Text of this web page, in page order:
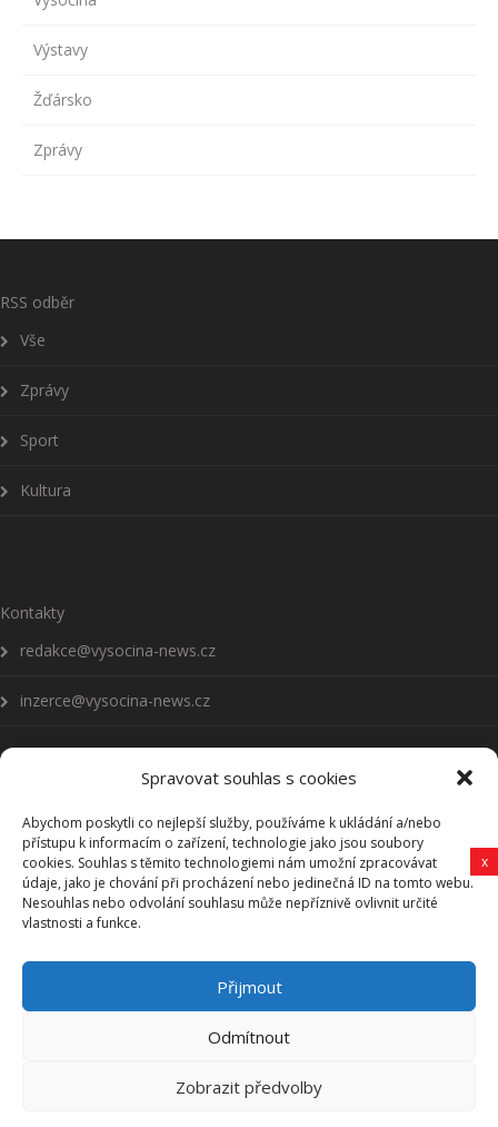
Spravovat souhlas s cookies
Abychom poskytli co nejlepší služby, používáme k ukládání a/nebo
přístupu k informacím o zařízení, technologie jako jsou soubory
cookies. Souhlas s těmito technologiemi nám umožní zpracovávat
údaje, jako je chování při procházení nebo jedinečná ID na tomto webu.
Nesouhlas nebo odvolání souhlasu může nepříznivě ovlivnit určité
vlastnosti a funkce.
Přijmout
Odmítnout
Zobrazit předvolby
Výstavy
Žďársko
Zprávy
RSS odběr
Vše
Zprávy
Sport
Kultura
Kontakty
redakce@vysocina-news.cz
inzerce@vysocina-news.cz
Přihlásit se k odběru novinek
Všeobecné podmínky
Vysočina-news.cz
Zpravodajství z Vysočiny
x